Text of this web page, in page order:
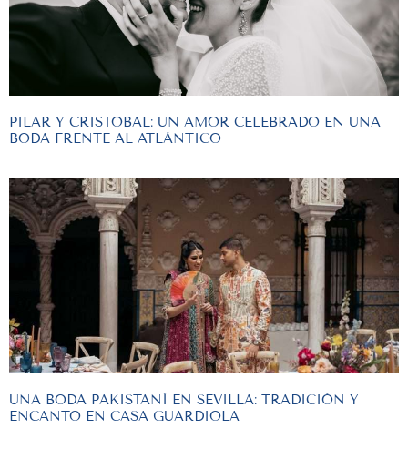
PILAR Y CRISTOBAL: UN AMOR CELEBRADO EN UNA
BODA FRENTE AL ATLÁNTICO
UNA BODA PAKISTANÍ EN SEVILLA: TRADICIÓN Y
ENCANTO EN CASA GUARDIOLA